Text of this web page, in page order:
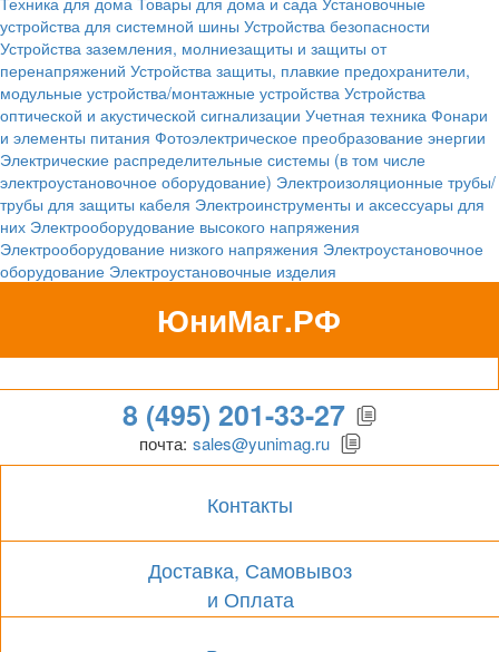
устройства для системной шины Устройства безопасности
Устройства заземления, молниезащиты и защиты от
перенапряжений Устройства защиты, плавкие предохранители,
модульные устройства/монтажные устройства Устройства
оптической и акустической сигнализации Учетная техника Фонари
и элементы питания Фотоэлектрическое преобразование энергии
Электрические распределительные системы (в том числе
электроустановочное оборудование) Электроизоляционные трубы/
трубы для защиты кабеля Электроинструменты и аксессуары для
них Электрооборудование высокого напряжения
Электрооборудование низкого напряжения Электроустановочное
оборудование Электроустановочные изделия
ЮниМаг.РФ
Гипермаркет для бизнеса
8 (495) 201-33-27
почта: sales@yunimag.ru
Контакты
Доставка, Самовывоз
и Оплата